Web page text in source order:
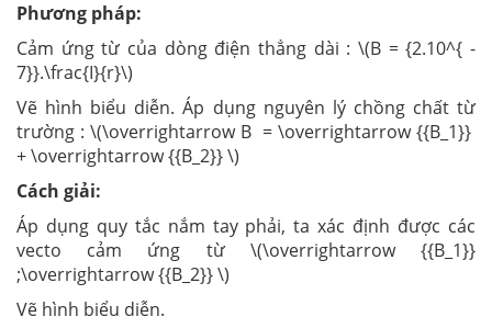
Phương pháp:
Cảm ứng từ của dòng điện thẳng dài : \(B = {2.10^{ -
7}}.\frac{I}{r}\)
Vẽ hình biểu diễn. Áp dụng nguyên lý chồng chất từ
trường : \(\overrightarrow B = \overrightarrow {{B_1}}
+ \overrightarrow {{B_2}} \)
Cách giải:
Áp dụng quy tắc nắm tay phải, ta xác định được các
vecto cảm ứng từ \(\overrightarrow {{B_1}}
;\overrightarrow {{B_2}} \)
Vẽ hình biểu diễn.